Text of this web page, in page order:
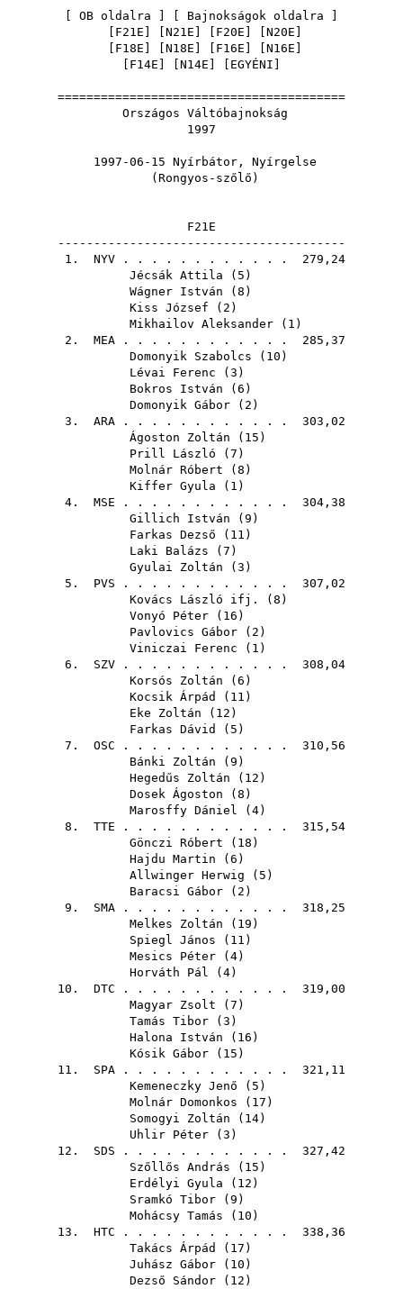
OB oldalra Bajnokságok oldalra
F21E N21E F20E N20E
F18E N18E F16E N16E
F14E N14E EGYÉNI
========================================
Országos Váltóbajnokság
1997
1997-06-15 Nyírbátor, Nyírgelse
(Rongyos-szőlő)
F21E
----------------------------------------
1. NYV . . . . . . . . . . . . 279,24
Jécsák Attila ( 5 )
Wágner István ( 8 )
Kiss József ( 2 )
Mikhailov Aleksander ( 1 )
2. MEA . . . . . . . . . . . . 285,37
Domonyik Szabolcs ( 10 )
Lévai Ferenc ( 3 )
Bokros István ( 6 )
Domonyik Gábor ( 2 )
3. ARA . . . . . . . . . . . . 303,02
Ágoston Zoltán ( 15 )
Prill László ( 7 )
Molnár Róbert ( 8 )
Kiffer Gyula ( 1 )
4. MSE . . . . . . . . . . . . 304,38
Gillich István ( 9 )
Farkas Dezső ( 11 )
Laki Balázs ( 7 )
Gyulai Zoltán ( 3 )
5. PVS . . . . . . . . . . . . 307,02
Kovács László ifj.
( 8 )
Vonyó Péter ( 16 )
Pavlovics Gábor ( 2 )
Viniczai Ferenc ( 1 )
6. SZV . . . . . . . . . . . . 308,04
Korsós Zoltán ( 6 )
Kocsik Árpád
( 11 )
Eke Zoltán ( 12 )
Farkas Dávid
( 5 )
7. OSC . . . . . . . . . . . . 310,56
Bánki Zoltán ( 9 )
Hegedűs Zoltán ( 12 )
Dosek Ágoston ( 8 )
Marosffy Dániel ( 4)
8. TTE . . . . . . . . . . . . 315,54
Gönczi Róbert ( 18 )
Hajdu Martin ( 6 )
Allwinger Herwig ( 5 )
Baracsi Gábor ( 2 )
9. SMA . . . . . . . . . . . . 318,25
Melkes Zoltán ( 19 )
Spiegl János ( 11 )
Mesics Péter ( 4)
Horváth Pál ( 4)
10. DTC . . . . . . . . . . . . 319,00
Magyar Zsolt ( 7 )
Tamás Tibor ( 3 )
Halona István ( 16 )
Kósik Gábor ( 15 )
11. SPA . . . . . . . . . . . . 321,11
Kemeneczky Jenő ( 5 )
Molnár Domonkos ( 17 )
Somogyi Zoltán ( 14)
Uhlir Péter ( 3 )
12. SDS . . . . . . . . . . . . 327,42
Szőllős András ( 15 )
Erdélyi Gyula ( 12 )
Sramkó Tibor ( 9 )
Mohácsy Tamás ( 10 )
13. HTC . . . . . . . . . . . . 338,36
Takács Árpád
( 17 )
Juhász Gábor ( 10 )
Dezső Sándor ( 12 )